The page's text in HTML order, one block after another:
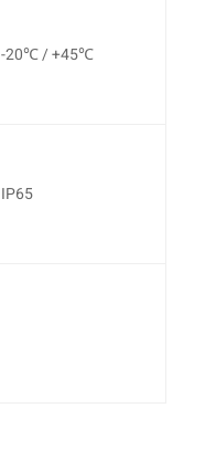
-20℃ / +45℃
IP65